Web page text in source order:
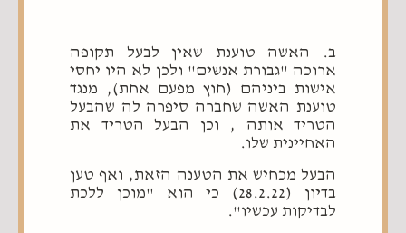
ב. האשה טוענת שאין לבעל תקופה
ארוכה "גבורת אנשים" ולכן לא היו יחסי
אישות ביניהם (חוץ מפעם אחת), מנגד
טוענת האשה שחברה סיפרה לה שהבעל
הטריד אותה , וכן הבעל הטריד את
האחיינית שלו.
הבעל מכחיש את הטענה הזאת, ואף טען
בדיון (28.2.22) כי הוא "מוכן ללכת
לבדיקות עכשיו".